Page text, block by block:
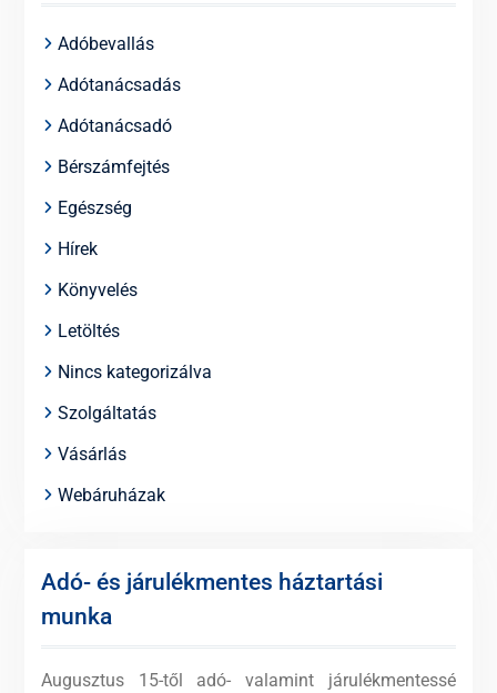
Adóbevallás
Adótanácsadás
Adótanácsadó
Bérszámfejtés
Egészség
Hírek
Könyvelés
Letöltés
Nincs kategorizálva
Szolgáltatás
Vásárlás
Webáruházak
Adó- és járulékmentes háztartási
munka
Augusztus 15-től adó- valamint járulékmentessé